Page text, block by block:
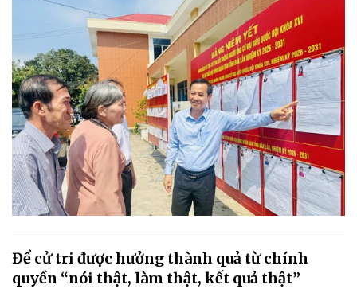
Để cử tri được hưởng thành quả từ chính
quyền “nói thật, làm thật, kết quả thật”